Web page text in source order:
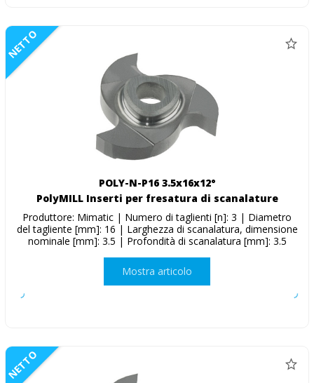
NETTO
POLY-N-P16 3.5x16x12°
PolyMILL Inserti per fresatura di scanalature
Produttore: Mimatic | Numero di taglienti [n]: 3 | Diametro
del tagliente [mm]: 16 | Larghezza di scanalatura, dimensione
nominale [mm]: 3.5 | Profondità di scanalatura [mm]: 3.5
Mostra articolo
NETTO